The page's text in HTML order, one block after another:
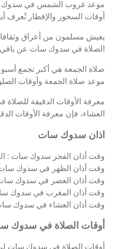
أوقات السحور والإفطار
يعيش مسلمون من أعراق
الصلاة في سدوك سات عن باقي
صلاة الجمعة هي أكبر تجمع
موعد صلاة الجمعة وأوقات
معرفة الأوقات الدقيقة
العشاء، فإن معرفة الأوقات
اذان سدوك سات
وقت أذان الفجر سدوك سات :
وقت أذان الظهر في سدوك سات
وقت أذان العصر في سدوك سات
وقت أذان المغرب في سدوك
وقت أذان العشاء في سدوك سات :
أوقات الصلاة في سدوك
أوقات الصلاة في سدوك سات ليوم الخميس 06/